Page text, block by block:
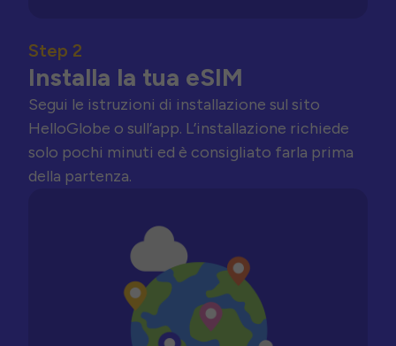
Step 2
Installa la tua eSIM
Segui le istruzioni di installazione sul sito
HelloGlobe o sull’app. L’installazione richiede
solo pochi minuti ed è consigliato farla prima
della partenza.